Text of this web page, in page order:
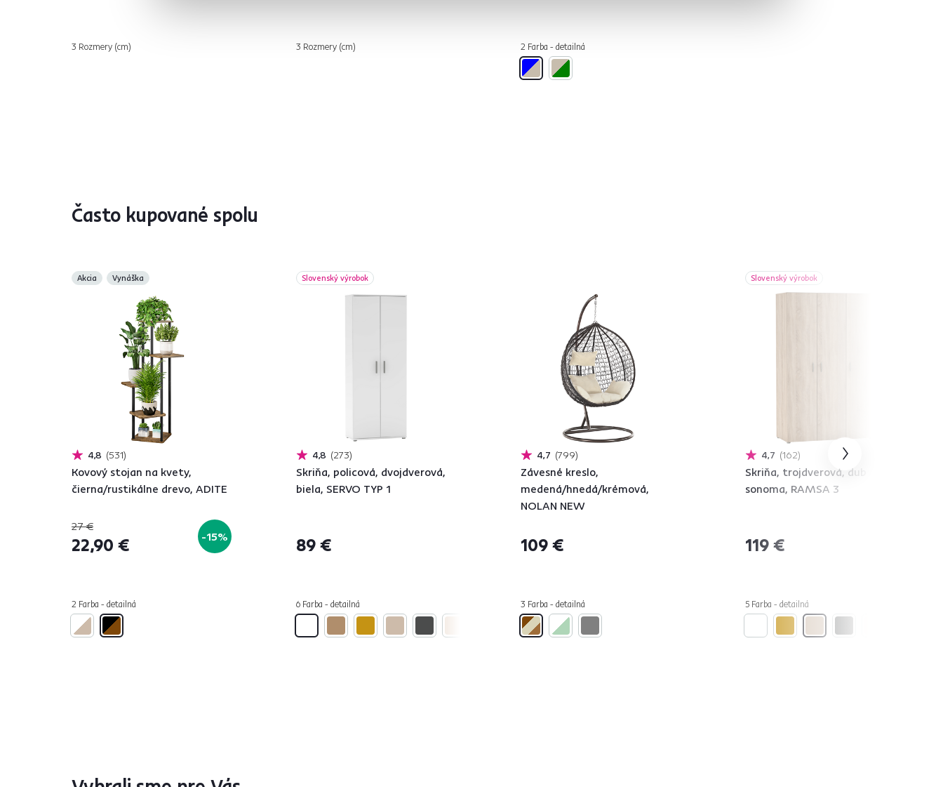
3 Rozmery (cm) 3 Rozmery (cm) 2 Farba - detailná
Často kupované spolu
Akcia Vynáška
4,8 531
Kovový stojan na kvety,
čierna/rustikálne drevo, ADITE
27 €
22,90 € -15%
2 Farba - detailná
Slovenský výrobok
4,8 273
Skriňa, policová, dvojdverová,
biela, SERVO TYP 1
89 €
6 Farba - detailná
4,7 799
Závesné kreslo,
medená/hnedá/krémová,
NOLAN NEW
109 €
3 Farba - detailná
Slovenský výrobok
4,7 162
Skriňa, trojdverová, dub
sonoma, RAMSA 3
119 €
5 Farba - detailná